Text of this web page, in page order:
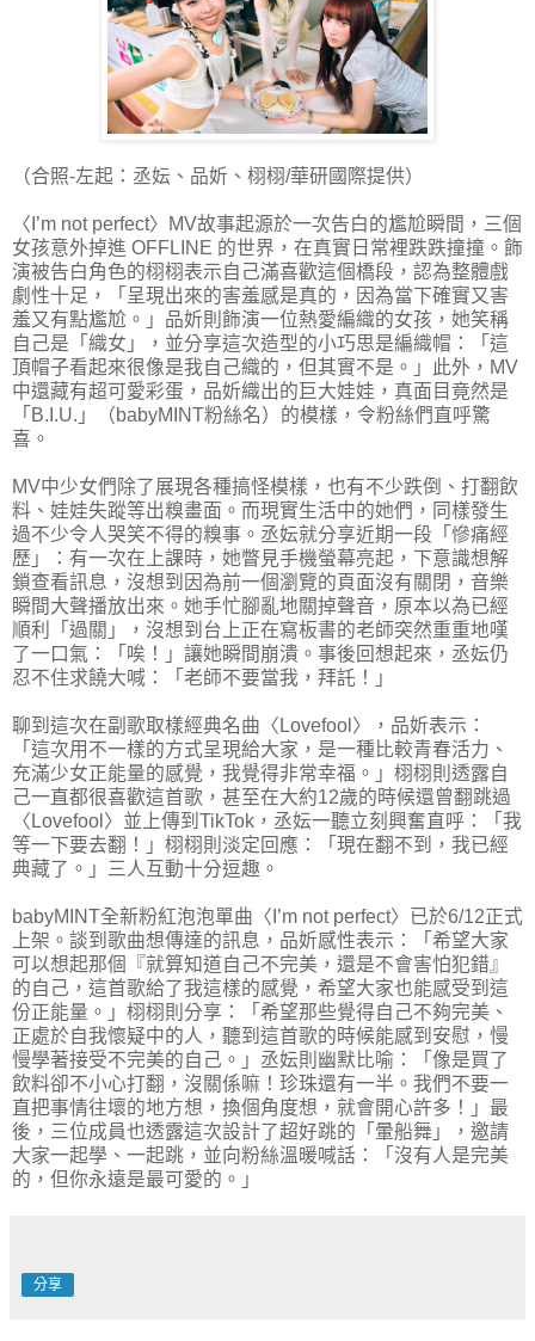
（合照-左起：丞妘、品妡、栩栩/華研國際提供）
〈I’m not perfect〉MV故事起源於一次告白的尷尬瞬間，三個
女孩意外掉進 OFFLINE 的世界，在真實日常裡跌跌撞撞。飾
演被告白角色的栩栩表示自己滿喜歡這個橋段，認為整體戲
劇性十足，「呈現出來的害羞感是真的，因為當下確實又害
羞又有點尷尬。」品妡則飾演一位熱愛編織的女孩，她笑稱
自己是「織女」，並分享這次造型的小巧思是編織帽：「這
頂帽子看起來很像是我自己織的，但其實不是。」此外，MV
中還藏有超可愛彩蛋，品妡織出的巨大娃娃，真面目竟然是
「B.I.U.」（babyMINT粉絲名）的模樣，令粉絲們直呼驚
喜。
MV中少女們除了展現各種搞怪模樣，也有不少跌倒、打翻飲
料、娃娃失蹤等出糗畫面。而現實生活中的她們，同樣發生
過不少令人哭笑不得的糗事。丞妘就分享近期一段「慘痛經
歷」：有一次在上課時，她瞥見手機螢幕亮起，下意識想解
鎖查看訊息，沒想到因為前一個瀏覽的頁面沒有關閉，音樂
瞬間大聲播放出來。她手忙腳亂地關掉聲音，原本以為已經
順利「過關」，沒想到台上正在寫板書的老師突然重重地嘆
了一口氣：「唉！」讓她瞬間崩潰。事後回想起來，丞妘仍
忍不住求饒大喊：「老師不要當我，拜託！」
聊到這次在副歌取樣經典名曲〈Lovefool〉，品妡表示：
「這次用不一樣的方式呈現給大家，是一種比較青春活力、
充滿少女正能量的感覺，我覺得非常幸福。」栩栩則透露自
己一直都很喜歡這首歌，甚至在大約12歲的時候還曾翻跳過
〈Lovefool〉並上傳到TikTok，丞妘一聽立刻興奮直呼：「我
等一下要去翻！」栩栩則淡定回應：「現在翻不到，我已經
典藏了。」三人互動十分逗趣。
babyMINT全新粉紅泡泡單曲〈I’m not perfect〉已於6/12正式
上架。談到歌曲想傳達的訊息，品妡感性表示：「希望大家
可以想起那個『就算知道自己不完美，還是不會害怕犯錯』
的自己，這首歌給了我這樣的感覺，希望大家也能感受到這
份正能量。」栩栩則分享：「希望那些覺得自己不夠完美、
正處於自我懷疑中的人，聽到這首歌的時候能感到安慰，慢
慢學著接受不完美的自己。」丞妘則幽默比喻：「像是買了
飲料卻不小心打翻，沒關係嘛！珍珠還有一半。我們不要一
直把事情往壞的地方想，換個角度想，就會開心許多！」最
後，三位成員也透露這次設計了超好跳的「暈船舞」，邀請
大家一起學、一起跳，並向粉絲溫暖喊話：「沒有人是完美
的，但你永遠是最可愛的。」
分享